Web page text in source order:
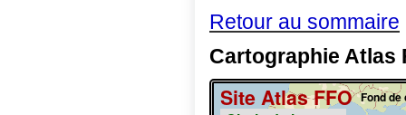
Retour au sommaire
Cartographie Atlas